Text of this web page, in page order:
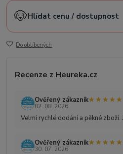
🐶Hlídat cenu / dostupnost
Do oblíbených
Recenze z Heureka.cz
Ověřený zákazník★★★★★
★★★★★
02. 08. 2026
Velmi rychlé dodání a pěkné zboží.
Ověřený zákazník★★★★★
★★★★★
30. 07. 2026